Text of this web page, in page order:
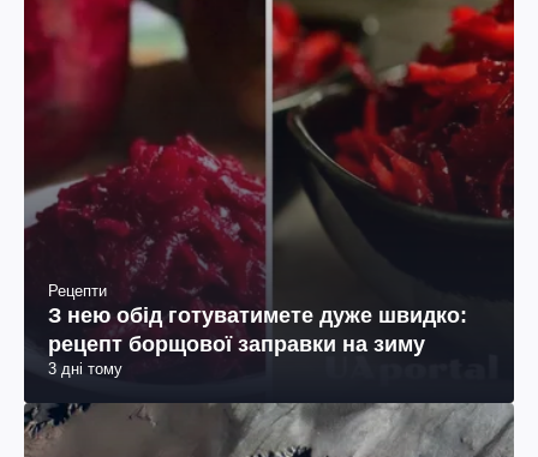
Рецепти
З нею обід готуватимете дуже швидко:
рецепт борщової заправки на зиму
3 дні тому